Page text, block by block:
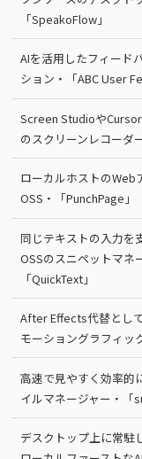
「SpeakoFlow」
AIを活用したフィード
ション・「ABC User
Screen Studioや
のスクリーンレコーダ
ローカルホストのWeb
OSS・「PunchPage」
同じテキストの入力を
OSSのスニペットマネ
「QuickText」
After Effects代替とし
モーショングラフィッ
高速で見やすく効率的
イルマネージャー・「
デスクトップ上に常駐